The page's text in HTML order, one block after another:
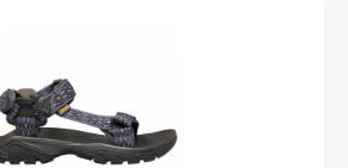
vnútorné časti pásikov
podrážka odolné, trvácne a